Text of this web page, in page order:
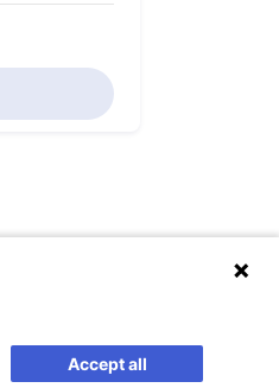
Accept all